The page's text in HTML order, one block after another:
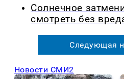
Солнечное
смотреть без
Следующая
Новости СМИ2